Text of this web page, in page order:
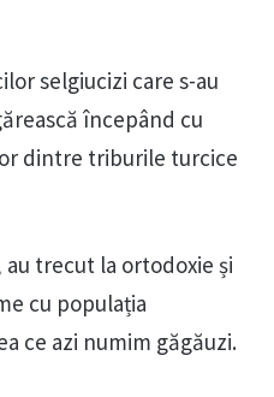
selgiucizi care s-au
începând cu
dintre triburile turcice
trecut la ortodoxie și
cu populația
ce azi numim găgăuzi.